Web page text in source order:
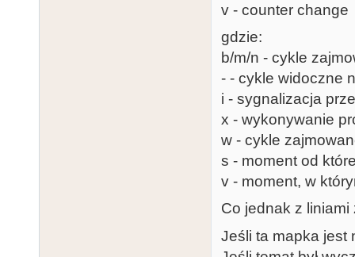
v - counter change
gdzie:
b/m/n - cykle
- - cykle widoczne
i - sygnalizacja
x - wykonywanie
w - cykle
s - moment od
v - moment, w
Co jednak z
Jeśli ta mapka jest